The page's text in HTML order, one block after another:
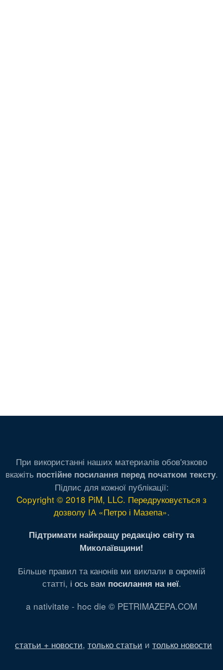
При використанні наших материалів обов'язково
вкажіть постійне посилання перед початком тексту.
Підпис для кожної публікації:
Copyright © 2018 PiM, LLC. Передруковується з
дозволу ІА «Петро і Мазепа».
Підтримати найкращу редакцію світу та
Миколаївщини!
Більше правил та канонів ми виклали в окремій
статті, і ось вам посилання на неї.
a nativitate - hoc die © PETRIMAZEPA.COM
статьи + новости, только статьи и только новости